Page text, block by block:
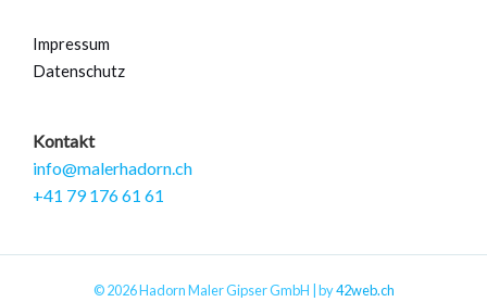
Impressum
Datenschutz
Kontakt
info@malerhadorn.ch
+41 79 176 61 61
© 2026 Hadorn Maler Gipser GmbH | by42web.ch